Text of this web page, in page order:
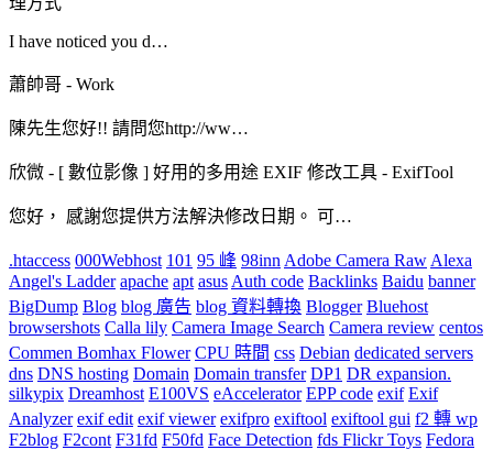
I have noticed you d…
蕭帥哥 - Work
陳先生您好!! 請問您http://ww…
欣微 - [ 數位影像 ] 好用的多用途 EXIF 修改工具 - ExifTool
您好， 感謝您提供方法解決修改日期。 可…
.htaccess 000Webhost 101 95 峰 98inn Adobe Camera Raw Alexa
Angel's Ladder apache apt asus Auth code Backlinks Baidu banner
BigDump Blog blog 廣告 blog 資料轉換 Blogger Bluehost
browsershots Calla lily Camera Image Search Camera review centos
Commen Bomhax Flower CPU 時間 css Debian dedicated servers
dns DNS hosting Domain Domain transfer DP1 DR expansion.
silkypix Dreamhost E100VS eAccelerator EPP code exif Exif
Analyzer exif edit exif viewer exifpro exiftool exiftool gui f2 轉 wp
F2blog F2cont F31fd F50fd Face Detection fds Flickr Toys Fedora